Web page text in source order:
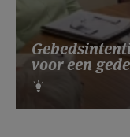
voor een